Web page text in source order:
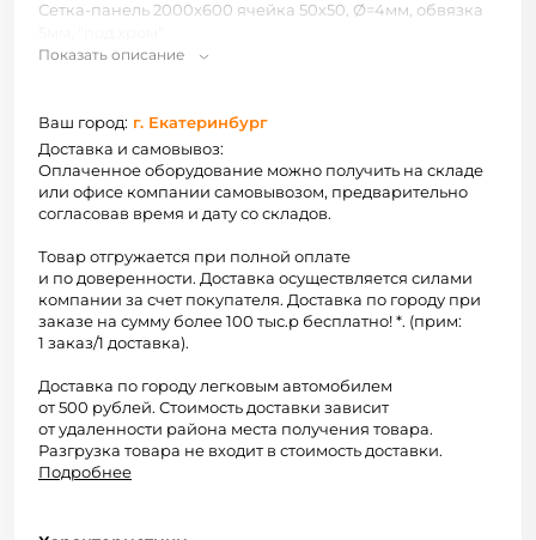
Сетка-панель 2000х600 ячейка 50х50, Ø=4мм, обвязка
Показать описание
Ваш город: г. Екатеринбург
Доставка и самовывоз:
Оплаченное оборудование можно получить на складе
или офисе компании самовывозом, предварительно
согласовав время и дату со складов.
Товар отгружается при полной оплате
и по доверенности. Доставка осуществляется силами
компании за счет покупателя. Доставка по городу при
заказе на сумму более 100 тыс.р бесплатно! *. (прим:
1 заказ/1 доставка).
Доставка по городу легковым автомобилем
от 500 рублей. Стоимость доставки зависит
от удаленности района места получения товара.
Разгрузка товара не входит в стоимость доставки.
Подробнее